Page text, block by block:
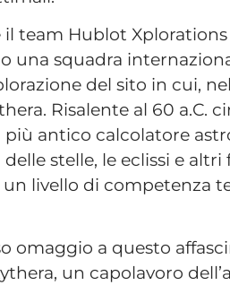
team Hublot
una squadra
del sito in cui,
Risalente al 60 a.C.
più antico calcolatore
stelle, le eclissi e
livello di competenza
omaggio a questo
un capolavoro